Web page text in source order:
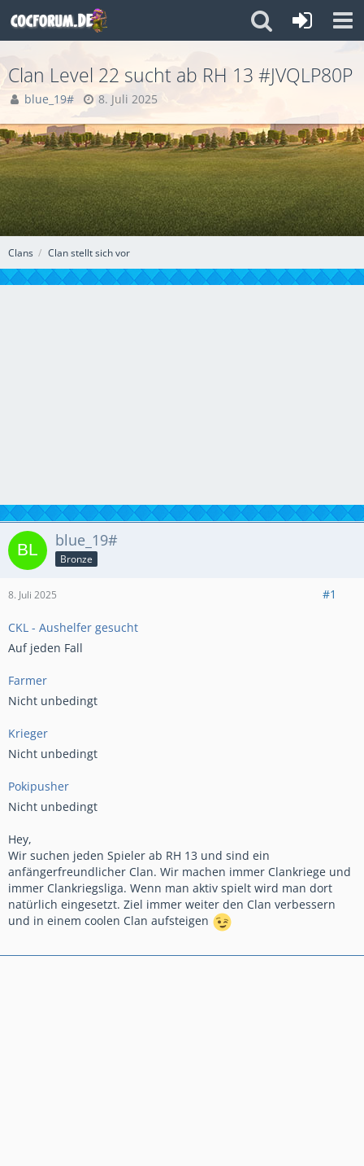
Clans Clan stellt sich vor
Clan Level 22 sucht ab RH 13 #JVQLP80P
blue_19# 8. Juli 2025
blue_19#
Bronze
8. Juli 2025 #1
CKL - Aushelfer gesucht
Auf jeden Fall
Farmer
Nicht unbedingt
Krieger
Nicht unbedingt
Pokipusher
Nicht unbedingt
Hey,
Wir suchen jeden Spieler ab RH 13 und sind ein
anfängerfreundlicher Clan. Wir machen immer Clankriege und
immer Clankriegsliga. Wenn man aktiv spielt wird man dort
natürlich eingesetzt. Ziel immer weiter den Clan verbessern
und in einem coolen Clan aufsteigen